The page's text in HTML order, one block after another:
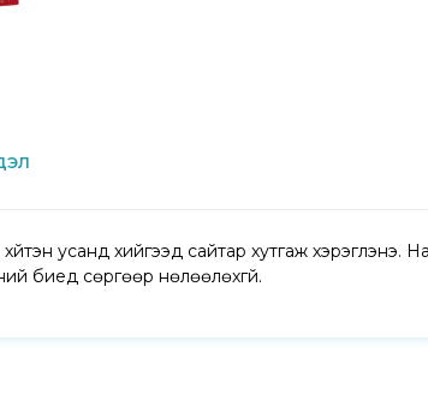
усанд хийгээд сайтар хутгаж хэрэглэнэ.
биед сөргөөр нөлөөлөхгүй.